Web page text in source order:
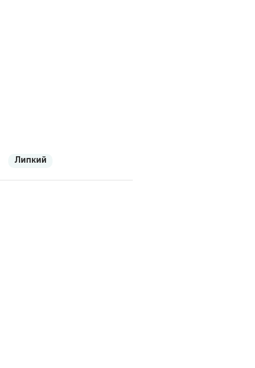
Липкий